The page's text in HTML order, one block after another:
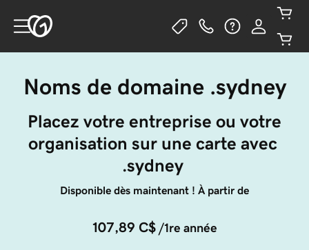
Noms de domaine .sydney
organisation sur une carte avec
.sydney
Disponible dès maintenant ! À partir de
107,89 C$ /1re année